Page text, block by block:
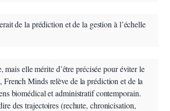
de la prédiction et de la gestion à l’échelle
elle mérite d’être précisée pour éviter le
French Minds relève de la prédiction et de la
biomédical et administratif contemporain.
des trajectoires (rechute, chronicisation,